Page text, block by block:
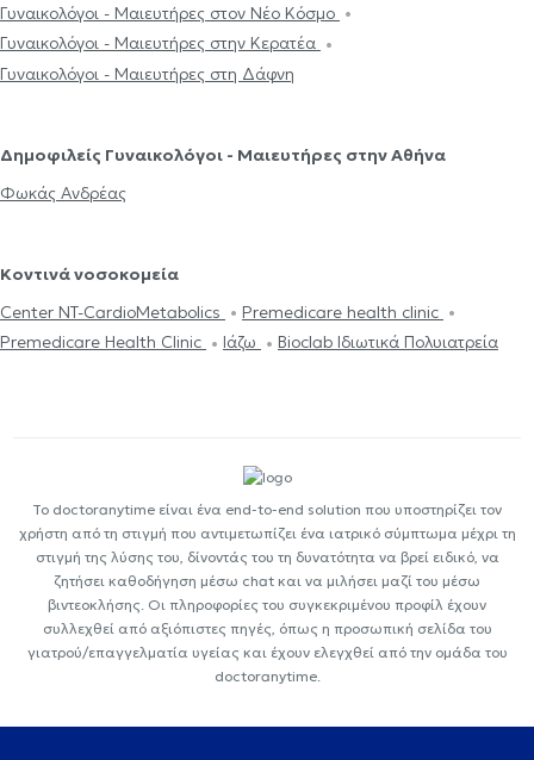
Γυναικολόγοι - Μαιευτήρες στον Νέο Κόσμο
Γυναικολόγοι - Μαιευτήρες στην Κερατέα
Γυναικολόγοι - Μαιευτήρες στη Δάφνη
Δημοφιλείς Γυναικολόγοι - Μαιευτήρες στην Αθήνα
Φωκάς Ανδρέας
Κοντινά νοσοκομεία
Center NT-CardioMetabolics
Premedicare health clinic
Premedicare Health Clinic
Ιάζω Bioclab Ιδιωτικά Πολυιατρεία
Το doctoranytime είναι ένα end-to-end solution που υποστηρίζει τον
χρήστη από τη στιγμή που αντιμετωπίζει ένα ιατρικό σύμπτωμα μέχρι τη
στιγμή της λύσης του, δίνοντάς του τη δυνατότητα να βρεί ειδικό, να
ζητήσει καθοδήγηση μέσω chat και να μιλήσει μαζί του μέσω
βιντεοκλήσης. Οι πληροφορίες του συγκεκριμένου προφίλ έχουν
συλλεχθεί από αξιόπιστες πηγές, όπως η προσωπική σελίδα του
γιατρού/επαγγελματία υγείας και έχουν ελεγχθεί από την ομάδα του
doctoranytime.